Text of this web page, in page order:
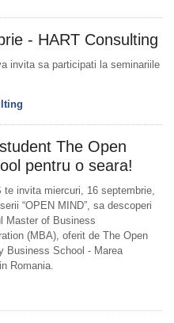
- HART Consulting
invita sa participati la seminariile
The Open
pentru o seara!
te invita miercuri, 16 septembrie,
“OPEN MIND”, sa descoperi
Master of Business
(MBA), oferit de The Open
Business School - Marea
Romania.